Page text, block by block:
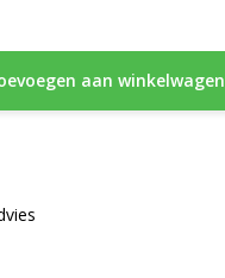
aan winkelwagen